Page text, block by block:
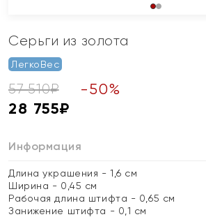
Серьги из золота
ЛегкоВес
57 510₽ -50%
28 755₽
Информация
Длина украшения - 1,6 см
Ширина - 0,45 см
Рабочая длина штифта - 0,65 см
Занижение штифта - 0,1 см